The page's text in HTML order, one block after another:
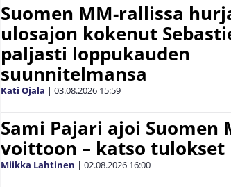
Suomen MM-rallissa
ulosajon kokenut
paljasti loppukauden
suunnitelmansa
Kati Ojala | 03.08.2026 15:59
Sami Pajari ajoi Suomen
voittoon – katso tulokset
Miikka Lahtinen | 02.08.2026 16:00